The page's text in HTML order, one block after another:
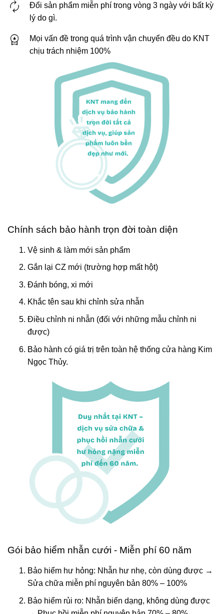
Đổi sản phẩm miễn phí trong vòng 3 ngày với bất kỳ
lý do gì.
Mọi vấn đề trong quá trình vận chuyển đều do KNT
chịu trách nhiệm 100%
Chính sách bảo hành trọn đời toàn diện
Vệ sinh & làm mới sản phẩm
Gắn lại CZ mới (trường hợp mất hột)
Đánh bóng, xi mới
Khắc tên sau khi chỉnh sửa nhẫn
Điều chỉnh ni nhẫn (đối với những mẫu chỉnh ni
được)
Bảo hành có giá trị trên toàn hệ thống cửa hàng Kim
Ngọc Thủy.
Gói bảo hiểm nhẫn cưới - Miễn phí 60 năm
Bảo hiểm hư hỏng: Nhẫn hư nhẹ, còn dùng được →
Sửa chữa miễn phí nguyên bản 80% – 100%
Bảo hiểm rủi ro: Nhẫn biến dạng, không dùng được